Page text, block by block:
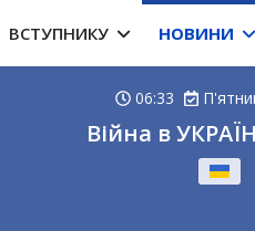
ВСТУПНИКУ НОВИНИ
06:33
Війна в